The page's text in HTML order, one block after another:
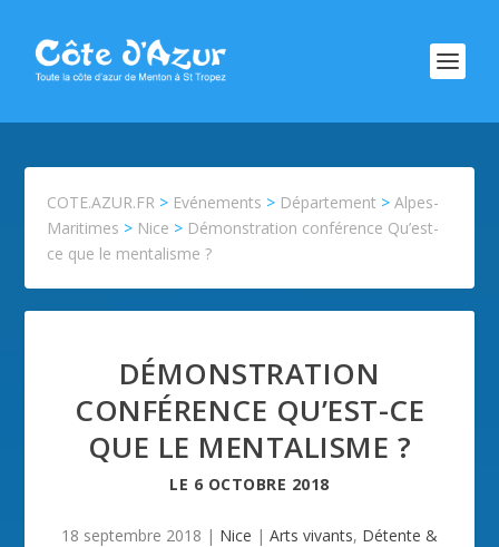
COTE.AZUR.FR > Evénements > Département >Alpes-
Maritimes > Nice > Démonstration conférence Qu’est-
ce que le mentalisme ?
DÉMONSTRATION
CONFÉRENCE QU’EST-CE
QUE LE MENTALISME ?
LE 6 OCTOBRE 2018
18 septembre 2018 | Nice | Arts vivants, Détente &